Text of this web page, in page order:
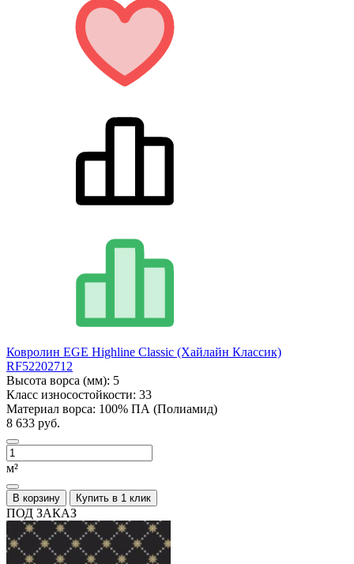
Ковролин EGE Highline Classic (Хайлайн Классик)
RF52202712
Высота ворса (мм): 5
Класс износостойкости: 33
Материал ворса: 100% ПА (Полиамид)
8 633 руб.
м²
В корзину Купить в 1 клик
ПОД ЗАКАЗ